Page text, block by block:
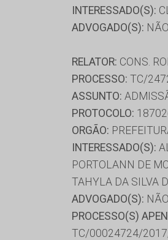
INTERESSADO(S):
ADVOGADO(S):
RELATOR: CONS.
PROCESSO: TC/
ASSUNTO:
PROTOCOLO:
ORGÃO:
INTERESSADO(S):
PORTOLANN DE
TAHYLA DA SILVA
ADVOGADO(S):
PROCESSO(S)
TC/00024724/